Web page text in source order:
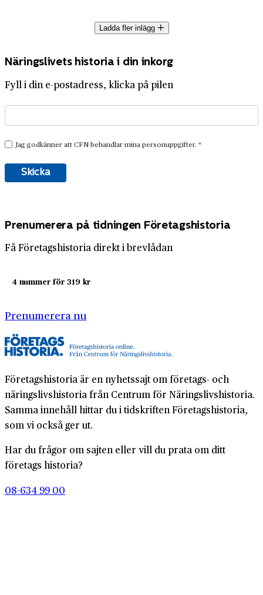
Ladda fler inlägg
Näringslivets historia i din inkorg
Fyll i din e-postadress, klicka på pilen
Prenumerera på tidningen Företagshistoria
Få Företagshistoria direkt i brevlådan
4 nummer för 319 kr
Prenumerera nu
Företagshistoria är en nyhetssajt om företags- och
näringslivshistoria från Centrum för Näringslivshistoria.
Samma innehåll hittar du i tidskriften Företagshistoria,
som vi också ger ut.
Har du frågor om sajten eller vill du prata om ditt
företags historia?
08-634 99 00